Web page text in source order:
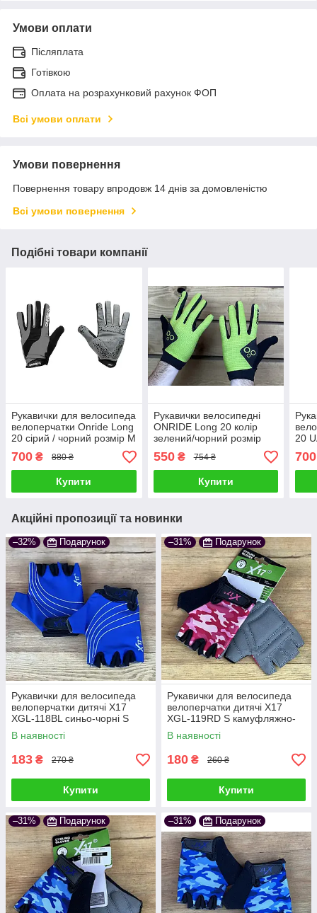
Умови оплати
Післяплата
Готівкою
Оплата на розрахунковий рахунок ФОП
Всі умови оплати
Умови повернення
Повернення товару впродовж 14 днів за домовленістю
Всі умови повернення
Подібні товари компанії
Рукавички для велосипеда
велоперчатки Onride Long
20 сірий / чорний розмір M
700 ₴ 880 ₴
Купити
Рукавички велосипедні
ONRIDE Long 20 колір
зелений/чорний розмір
XXL
550₴ 754 ₴
Купити
20
700
Акційні пропозиції та новинки
–32% Подарунок
Рукавички для велосипеда
велоперчатки дитячі X17
XGL-118BL синьо-чорні S
В наявності
183 ₴ 270 ₴
Купити
–31% Подарунок
Рукавички для велосипеда
велоперчатки дитячі X17
XGL-119RD S камуфляжно-
рожеві
В наявності
180 ₴ 260 ₴
Купити
–31% Подарунок –31% Подарунок